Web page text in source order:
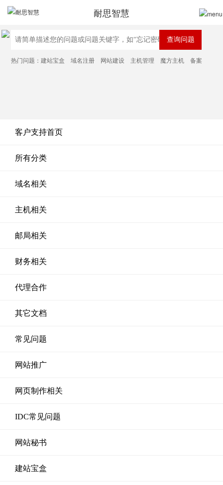
耐思智慧
热门问题：建站宝盒 域名注册 网站建设 主机管理 魔方主机 备案
客户支持首页
所有分类
域名相关
主机相关
邮局相关
财务相关
代理合作
其它文档
常见问题
网站推广
网页制作相关
IDC常见问题
网站秘书
建站宝盒